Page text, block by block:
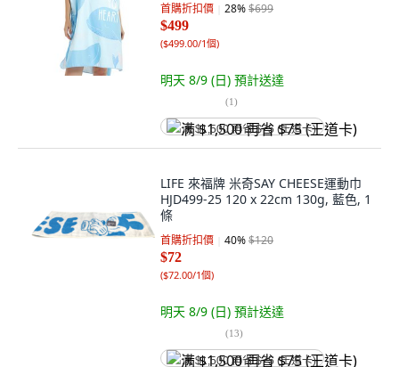
首購折扣價 28%$699
$499
($499.00/1個)
明天 8/9 (日) 預計送達
(1)
满 $1,500 再省 $75 (王道卡)
LIFE 來福牌 米奇SAY CHEESE運動巾
HJD499-25 120 x 22cm 130g, 藍色, 1
條
首購折扣價 40%$120
$72
($72.00/1個)
明天 8/9 (日) 預計送達
(13)
满 $1,500 再省 $75 (王道卡)